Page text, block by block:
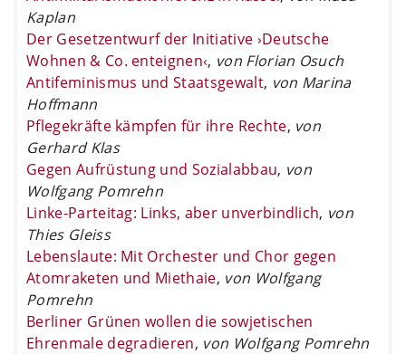
Kaplan
Der Gesetzentwurf der Initiative ›Deutsche
Wohnen & Co. enteignen‹, von Florian Osuch
Antifeminismus und Staatsgewalt, von Marina
Hoffmann
Pflegekräfte kämpfen für ihre Rechte, von
Gerhard Klas
Gegen Aufrüstung und Sozialabbau, von
Wolfgang Pomrehn
Linke-Parteitag: Links, aber unverbindlich, von
Thies Gleiss
Lebenslaute: Mit Orchester und Chor gegen
Atomraketen und Miethaie, von Wolfgang
Pomrehn
Berliner Grünen wollen die sowjetischen
Ehrenmale degradieren, von Wolfgang Pomrehn